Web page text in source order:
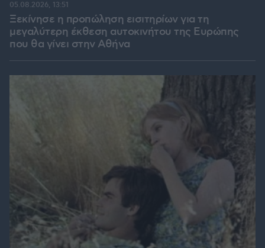
Ξεκίνησε η προπώληση εισιτηρίων για τη
μεγαλύτερη έκθεση αυτοκινήτου της Ευρώπης
που θα γίνει στην Αθήνα
05.08.2026, 13:51